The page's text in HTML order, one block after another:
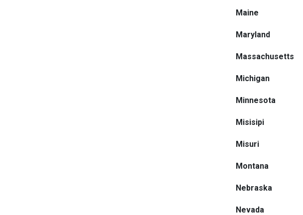
Maine
Maryland
Massachusetts
Michigan
Minnesota
Misisipi
Misuri
Montana
Nebraska
Nevada